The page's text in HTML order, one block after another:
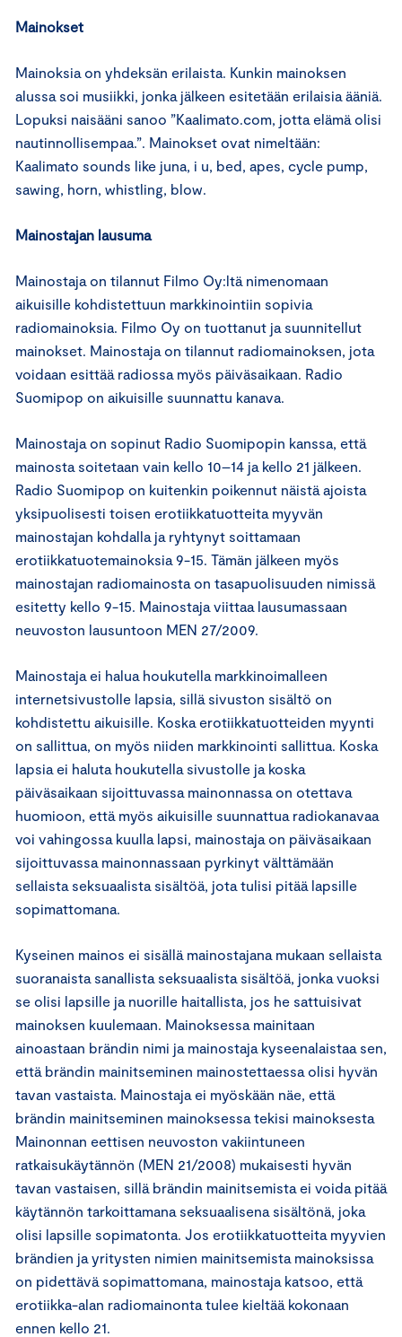
Mainokset
Mainoksia on yhdeksän erilaista. Kunkin mainoksen
alussa soi musiikki, jonka jälkeen esitetään erilaisia ääniä.
Lopuksi naisääni sanoo ”Kaalimato.com, jotta elämä olisi
nautinnollisempaa.”. Mainokset ovat nimeltään:
Kaalimato sounds like juna, i u, bed, apes, cycle pump,
sawing, horn, whistling, blow.
Mainostajan lausuma
Mainostaja on tilannut Filmo Oy:ltä nimenomaan
aikuisille kohdistettuun markkinointiin sopivia
radiomainoksia. Filmo Oy on tuottanut ja suunnitellut
mainokset. Mainostaja on tilannut radiomainoksen, jota
voidaan esittää radiossa myös päiväsaikaan. Radio
Suomipop on aikuisille suunnattu kanava.
Mainostaja on sopinut Radio Suomipopin kanssa, että
mainosta soitetaan vain kello 10–14 ja kello 21 jälkeen.
Radio Suomipop on kuitenkin poikennut näistä ajoista
yksipuolisesti toisen erotiikkatuotteita myyvän
mainostajan kohdalla ja ryhtynyt soittamaan
erotiikkatuotemainoksia 9-15. Tämän jälkeen myös
mainostajan radiomainosta on tasapuolisuuden nimissä
esitetty kello 9-15. Mainostaja viittaa lausumassaan
neuvoston lausuntoon MEN 27/2009.
Mainostaja ei halua houkutella markkinoimalleen
internetsivustolle lapsia, sillä sivuston sisältö on
kohdistettu aikuisille. Koska erotiikkatuotteiden myynti
on sallittua, on myös niiden markkinointi sallittua. Koska
lapsia ei haluta houkutella sivustolle ja koska
päiväsaikaan sijoittuvassa mainonnassa on otettava
huomioon, että myös aikuisille suunnattua radiokanavaa
voi vahingossa kuulla lapsi, mainostaja on päiväsaikaan
sijoittuvassa mainonnassaan pyrkinyt välttämään
sellaista seksuaalista sisältöä, jota tulisi pitää lapsille
sopimattomana.
Kyseinen mainos ei sisällä mainostajana mukaan sellaista
suoranaista sanallista seksuaalista sisältöä, jonka vuoksi
se olisi lapsille ja nuorille haitallista, jos he sattuisivat
mainoksen kuulemaan. Mainoksessa mainitaan
ainoastaan brändin nimi ja mainostaja kyseenalaistaa sen,
että brändin mainitseminen mainostettaessa olisi hyvän
tavan vastaista. Mainostaja ei myöskään näe, että
brändin mainitseminen mainoksessa tekisi mainoksesta
Mainonnan eettisen neuvoston vakiintuneen
ratkaisukäytännön (MEN 21/2008) mukaisesti hyvän
tavan vastaisen, sillä brändin mainitsemista ei voida pitää
käytännön tarkoittamana seksuaalisena sisältönä, joka
olisi lapsille sopimatonta. Jos erotiikkatuotteita myyvien
brändien ja yritysten nimien mainitsemista mainoksissa
on pidettävä sopimattomana, mainostaja katsoo, että
erotiikka-alan radiomainonta tulee kieltää kokonaan
ennen kello 21.